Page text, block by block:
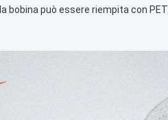
la bobina può essere riempita con PET.